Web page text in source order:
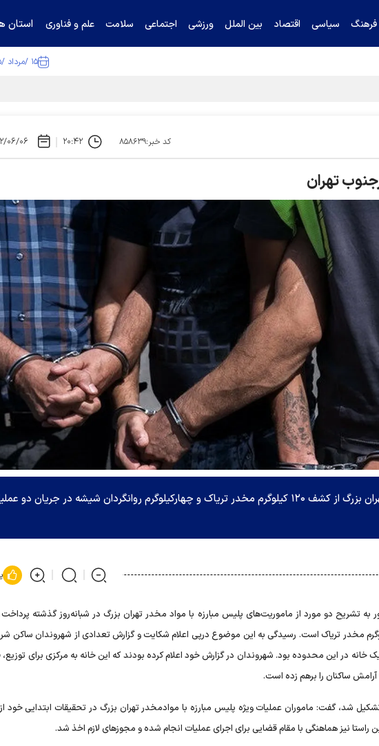
فرهنگ سیاسی اقتصاد بین الملل ورزشی اجتماعی سلامت علم و فناوری استان
۱۵ /مرداد /۱۴۰۵
درباره پزشکیان را تکذیب کرد
کد خبر:۸۵۸۶۳۹ ۲۰:۴۲ ۱۴۰۲/
تهران
رئیس پلیس مبارزه با موادمخدر تهران بزرگ از کشف ۱۲۰ کیلوگرم مخدر تریاک و چهارکیلوگرم روانگردان شیشه در جریان دو
به تشریح دو مورد از ماموریت‌های پلیس مبارزه با مواد مخدر تهران بزرگ در شبانه‌روز گذشته
این پرونده‌ها مربوط به کشف ۱۲۰ کیلوگرم مخدر تریاک است. رسیدگی به این موضوع درپی اعلام شکایت و گزارش تعدادی از شهروندان
در این محدوده بود. شهروندان در گزارش خود اعلام کرده بودند که این خانه به مرکزی برای
ساکنان را برهم زده است.
شد، گفت: ماموران عملیات ویژه پلیس مبارزه با موادمخدر تهران بزرگ در تحقیقات ابتدایی
نیز هماهنگی با مقام قضایی برای اجرای عملیات انجام شده و مجوزهای لازم اخذ شد.